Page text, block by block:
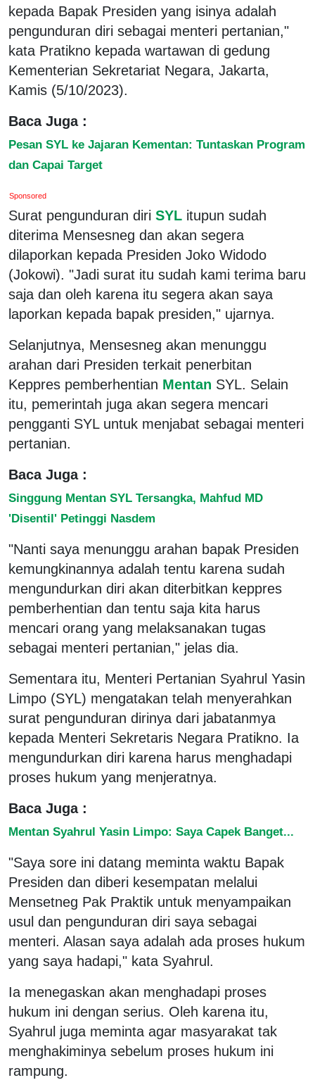
kepada Bapak Presiden yang isinya adalah
pengunduran diri sebagai menteri pertanian,"
kata Pratikno kepada wartawan di gedung
Kementerian Sekretariat Negara, Jakarta,
Kamis (5/10/2023).
Baca Juga :
Pesan SYL ke Jajaran Kementan: Tuntaskan Program
dan Capai Target
Sponsored
Surat pengunduran diri SYL itupun sudah
diterima Mensesneg dan akan segera
dilaporkan kepada Presiden Joko Widodo
(Jokowi). "Jadi surat itu sudah kami terima baru
saja dan oleh karena itu segera akan saya
laporkan kepada bapak presiden," ujarnya.
Selanjutnya, Mensesneg akan menunggu
arahan dari Presiden terkait penerbitan
Keppres pemberhentian Mentan SYL. Selain
itu, pemerintah juga akan segera mencari
pengganti SYL untuk menjabat sebagai menteri
pertanian.
Baca Juga :
Singgung Mentan SYL Tersangka, Mahfud MD
'Disentil' Petinggi Nasdem
"Nanti saya menunggu arahan bapak Presiden
kemungkinannya adalah tentu karena sudah
mengundurkan diri akan diterbitkan keppres
pemberhentian dan tentu saja kita harus
mencari orang yang melaksanakan tugas
sebagai menteri pertanian," jelas dia.
Sementara itu, Menteri Pertanian Syahrul Yasin
Limpo (SYL) mengatakan telah menyerahkan
surat pengunduran dirinya dari jabatanmya
kepada Menteri Sekretaris Negara Pratikno. Ia
mengundurkan diri karena harus menghadapi
proses hukum yang menjeratnya.
Baca Juga :
Mentan Syahrul Yasin Limpo: Saya Capek Banget...
"Saya sore ini datang meminta waktu Bapak
Presiden dan diberi kesempatan melalui
Mensetneg Pak Praktik untuk menyampaikan
usul dan pengunduran diri saya sebagai
menteri. Alasan saya adalah ada proses hukum
yang saya hadapi," kata Syahrul.
Ia menegaskan akan menghadapi proses
hukum ini dengan serius. Oleh karena itu,
Syahrul juga meminta agar masyarakat tak
menghakiminya sebelum proses hukum ini
rampung.